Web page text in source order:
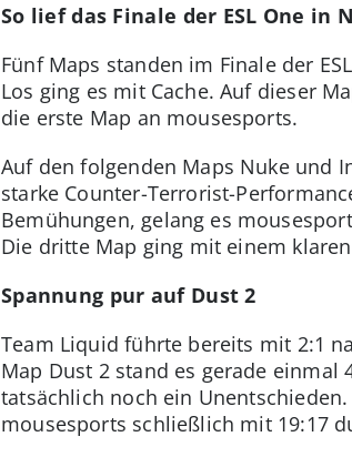
So lief das Finale der ESL One in
Fünf Maps standen im Finale der
Los ging es mit Cache. Auf dieser
die erste Map an mousesports.
Auf den folgenden Maps Nuke und
starke Counter-Terrorist-
Bemühungen, gelang es
Die dritte Map ging mit einem
Spannung pur auf Dust 2
Team Liquid führte bereits mit 2:1
Map Dust 2 stand es gerade einmal
tatsächlich noch ein
mousesports schließlich mit 19:17